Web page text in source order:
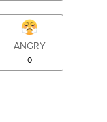
ANGRY
0